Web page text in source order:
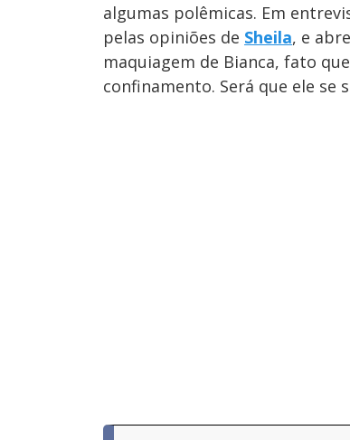
algumas polêmicas. Em
pelas opiniões de Sheila, e
maquiagem de Bianca, fato
confinamento. Será que ele